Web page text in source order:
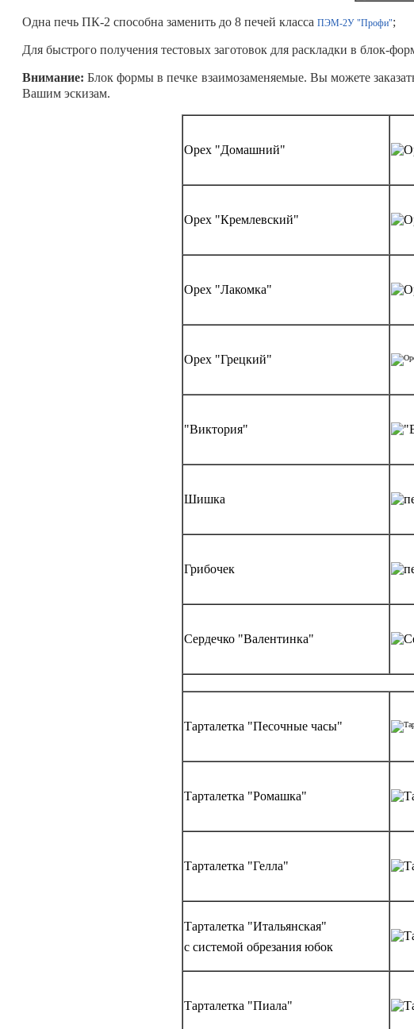
Одна печь ПК-2 способна заменить до 8 печей класса ПЭМ-2У "Профи";
Для быстрого получения тестовых заготовок для раскладки в блок-
Внимание:Блок формы в печке взаимозаменяемые. Вы можете
Вашим эскизам.
Орех "Домашний"
Орех "Кремлевский"
Орех "Лакомка"
Орех "Грецкий"
"Виктория"
Шишка
Грибочек
Сердечко "Валентинка"
Тарталетка "Песочные часы"
Тарталетка "Ромашка"
Тарталетка "Гелла"
Тарталетка "Итальянская"
с системой обрезания юбок
Тарталетка "Пиала"